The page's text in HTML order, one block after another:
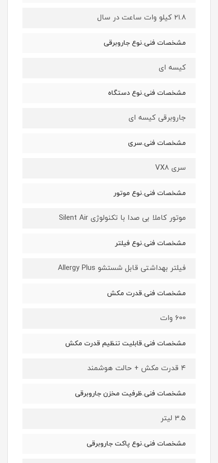
۲۱.۸ کیلو وات ساعت در سال
مشخصات فنی.نوع جاروبرقی
کیسه ای
مشخصات فنی.نوع دستگاه
جاروبرقی کیسه ای
مشخصات فنی.سری
سری VX8
مشخصات فنی.نوع موتور
موتور کاملا بی صدا با تکنولوژی Silent Air
مشخصات فنی.نوع فیلتر
فیلتر بهداشتی قابل شستشو Allergy Plus
مشخصات فنی.قدرت مکش
600 وات
مشخصات فنی.قابلیت تنظیم قدرت مکش
۴ قدرت مکش + حالت هوشمند
مشخصات فنی.ظرفیت مخزن جاروبرقی
3.5 لیتر
مشخصات فنی.نوع پاکت جاروبرقی